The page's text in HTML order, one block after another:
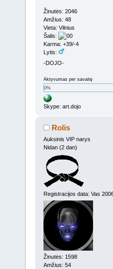
Žinutės: 2046
Amžius: 48
Vieta: Vilnius
Šalis:
Karma: +39/-4
Lytis:
-DOJO-
Aktyvumas per savaitę
0%
Skype: art.dojo
Rolis
Auksinis VIP narys
Nidan (2 dan)
Registracijos data: Vas
Žinutės: 1598
Amžius: 54